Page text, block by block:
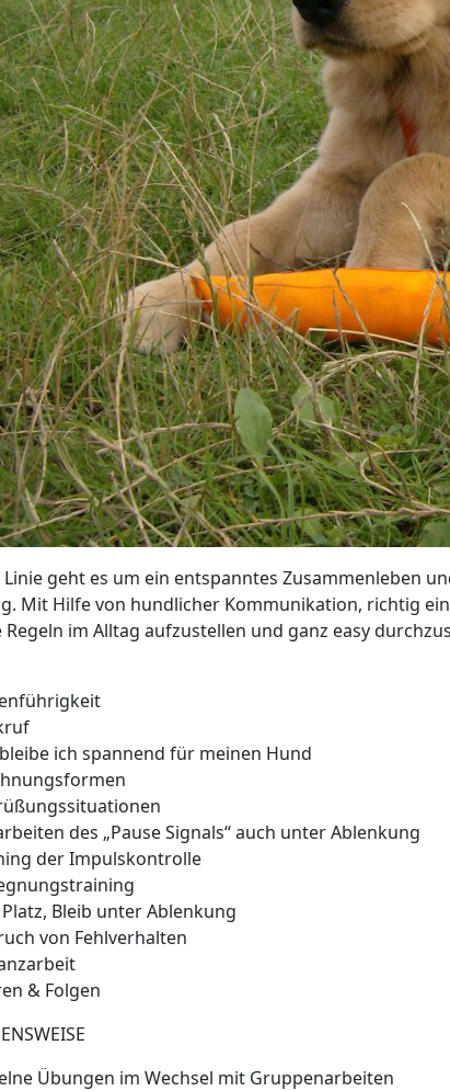
geht es um ein entspanntes Zusammenleben
Mit Hilfe von hundlicher Kommunikation, richtig
Regeln im Alltag aufzustellen und ganz easy
ich spannend für meinen Hund
des „Pause Signals“ auch unter Ablenkung
der Impulskontrolle
Bleib unter Ablenkung
von Fehlverhalten
& Folgen
Übungen im Wechsel mit Gruppenarbeiten